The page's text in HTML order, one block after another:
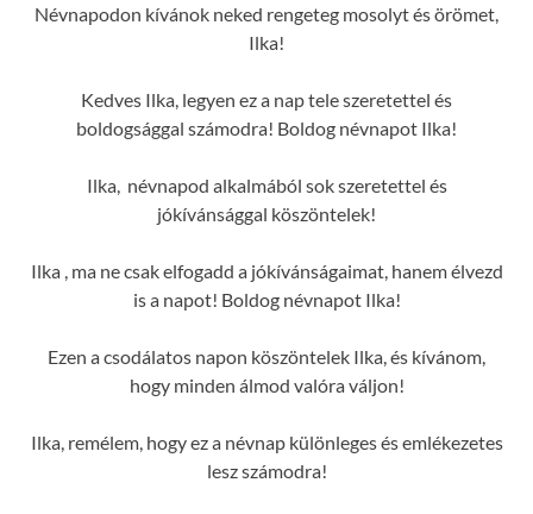
Névnapodon kívánok neked rengeteg mosolyt és örömet,
Ilka!
Kedves Ilka, legyen ez a nap tele szeretettel és
boldogsággal számodra! Boldog névnapot Ilka!
Ilka, névnapod alkalmából sok szeretettel és
jókívánsággal köszöntelek!
Ilka , ma ne csak elfogadd a jókívánságaimat, hanem élvezd
is a napot! Boldog névnapot Ilka!
Ezen a csodálatos napon köszöntelek Ilka, és kívánom,
hogy minden álmod valóra váljon!
Ilka, remélem, hogy ez a névnap különleges és emlékezetes
lesz számodra!